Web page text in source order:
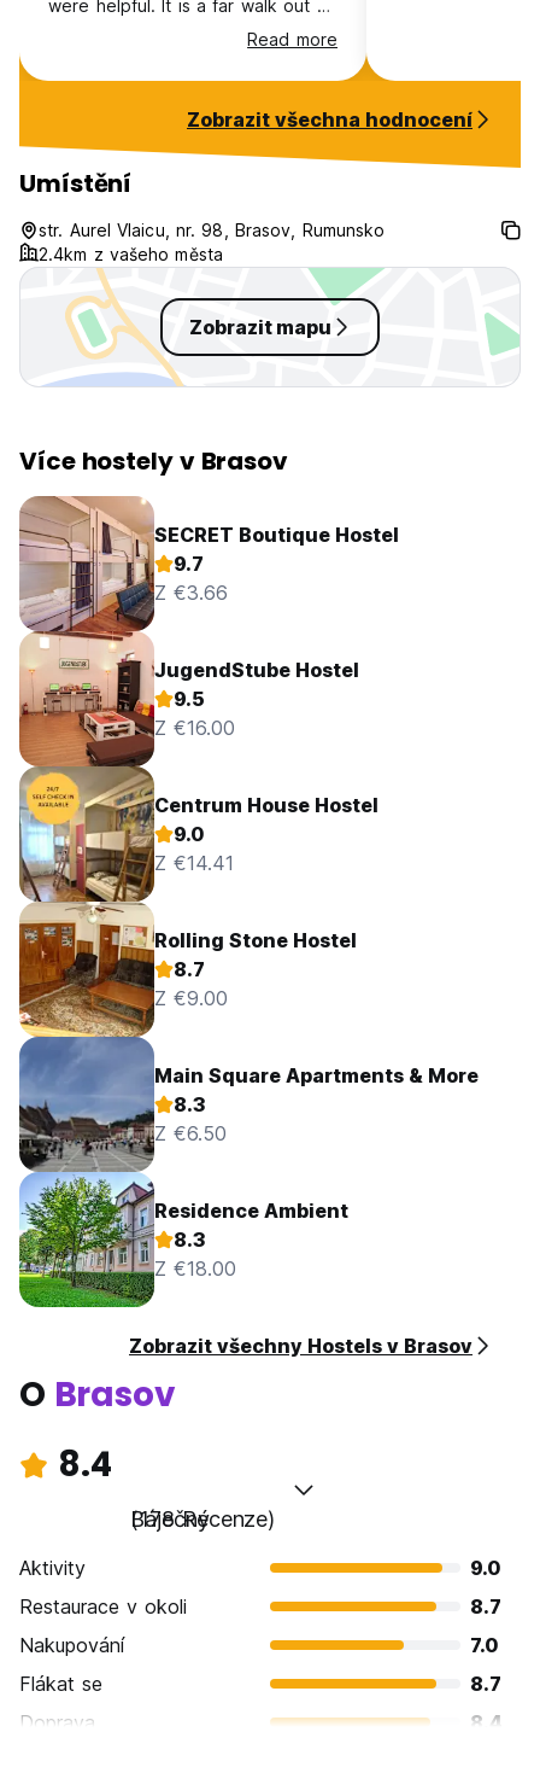
were helpful. It is a far walk out of
town and there is no lock to the
Read more
Zobrazit všechna hodnocení
Umístění
str. Aurel Vlaicu, nr. 98, Brasov, Rumunsko
2.4km z vašeho města
Zobrazit mapu
Více hostely v Brasov
SECRET Boutique Hostel
9.7
Z €3.66
JugendStube Hostel
9.5
Z €16.00
Centrum House Hostel
9.0
Z €14.41
Rolling Stone Hostel
8.7
Z €9.00
Main Square Apartments & More
8.3
Z €6.50
Residence Ambient
8.3
Z €18.00
Zobrazit všechny Hostels v Brasov
O Brasov
8.4
Báječný
(178 Recenze)
Aktivity
9.0
Restaurace v okoli
8.7
Nakupování
7.0
Flákat se
8.7
Doprava
8.4